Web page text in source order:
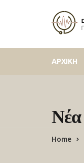
ΑΡΧΙΚΗ
Νέα
Home